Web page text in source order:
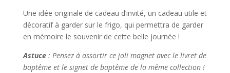
Une idée originale de cadeau d’invité, un cadeau utile et
décoratif à garder sur le frigo, qui permettra de garder
en mémoire le souvenir de cette belle journée !
Astuce: Pensez à assortir ce joli magnet avec le livret de
baptême et le signet de baptême de la même collection !